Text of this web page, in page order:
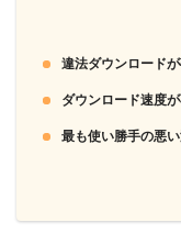
違法ダウンロード
ダウンロード速度
最も使い勝手の悪